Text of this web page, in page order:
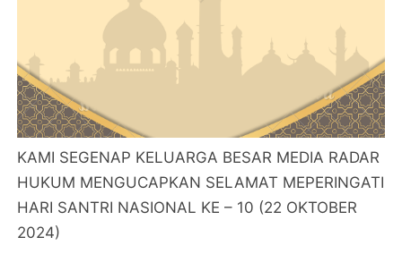
KAMI SEGENAP KELUARGA BESAR MEDIA RADAR
HUKUM MENGUCAPKAN SELAMAT MEPERINGATI
HARI SANTRI NASIONAL KE – 10 (22 OKTOBER
2024)